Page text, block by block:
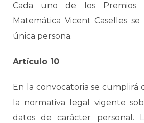
Cada uno de los Premios
Matemática Vicent Caselles
única persona.
Artículo 10
En la convocatoria se cumplirá
la normativa legal vigente
datos de carácter personal.